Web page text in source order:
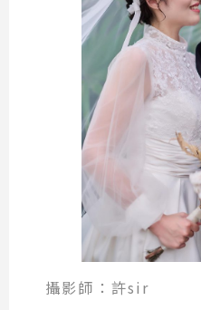
攝影師：許sir